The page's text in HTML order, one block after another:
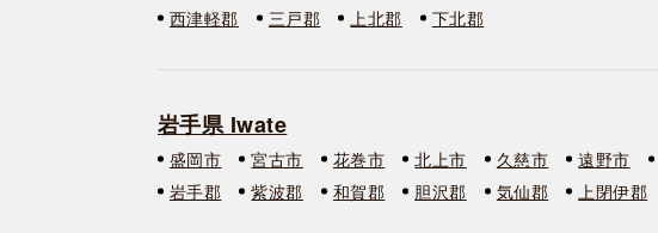
西津軽郡
三戸郡 上北郡 下北郡
岩手県 Iwate
盛岡市 宮古市 花巻市 北上市 久慈市 遠野市
岩手郡
紫波郡 和賀郡 胆沢郡 気仙郡 上閉伊郡